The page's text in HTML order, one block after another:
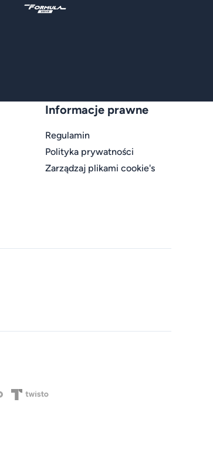
Informacje prawne
Regulamin
Polityka prywatności
Zarządzaj plikami cookie's